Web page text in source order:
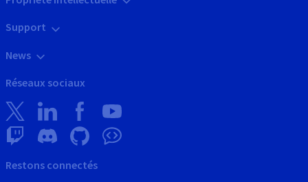
Support
News
Réseaux sociaux
Restons connectés